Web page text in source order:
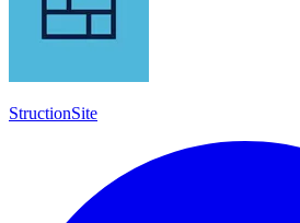
StructionSite